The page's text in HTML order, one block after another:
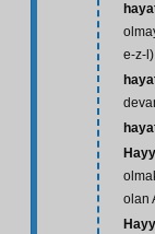
e-z-l)
olan